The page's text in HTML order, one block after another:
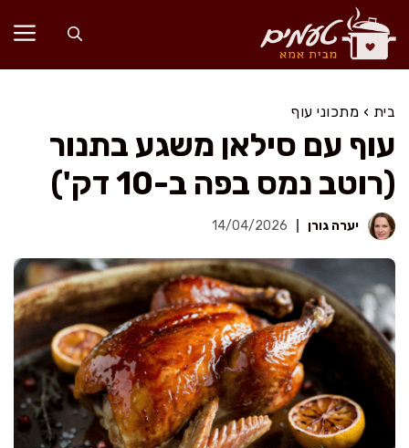
לדלג
לתוכן
בית › מתכוני עוף
עוף עם סילאן משגע בתנור
(רוטב נמס בפה ב-10 דק')
יערה גורן 14/04/2026